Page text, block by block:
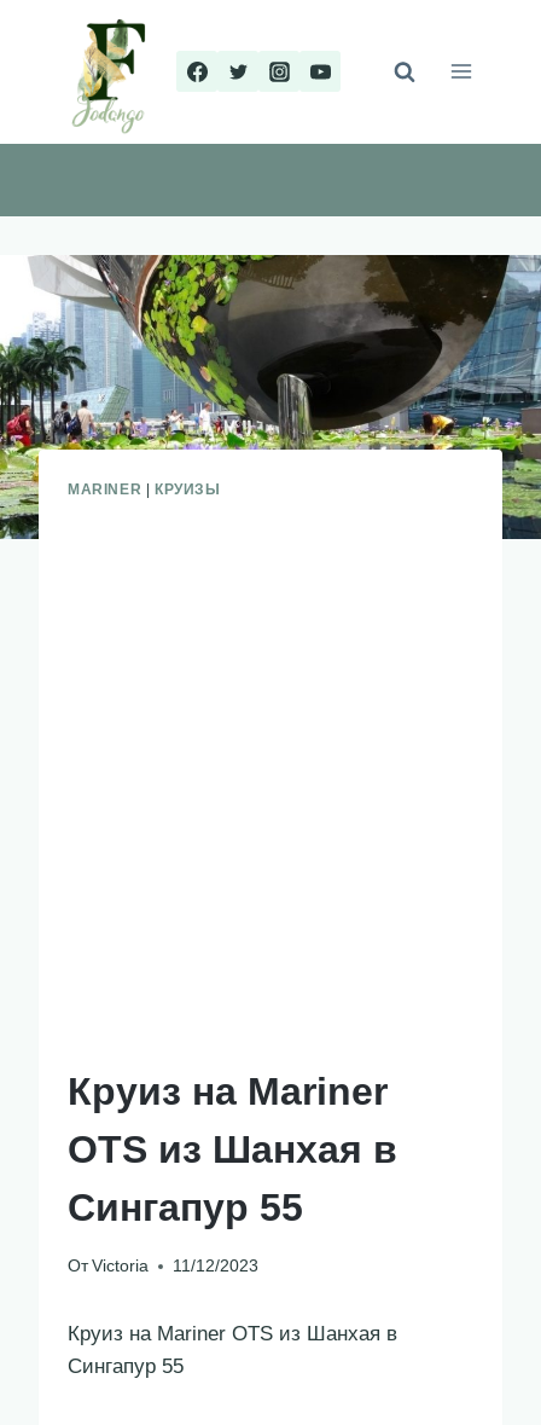
содержимому
MARINER КРУИЗЫ
Круиз на Mariner
OTS из Шанхая в
Сингапур 55
От Victoria 11/12/2023
Круиз на Mariner OTS из Шанхая в
Сингапур 55